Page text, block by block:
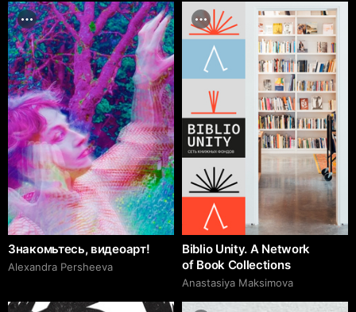
Знакомьтесь, видеоарт!
Alexandra Persheeva
Biblio Unity. A Network
of Book Collections
Anastasiya Maksimova